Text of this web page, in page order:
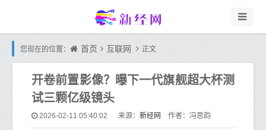
您现在的位置： 首页 互联网 正文
开卷前置影像？曝下一代旗舰超大杯测
试三颗亿级镜头
2026-02-11 05:40:02 来源： 新经网 作者：冯思韵